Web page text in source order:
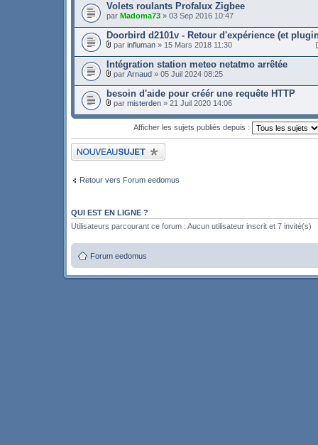
Volets roulants Profalux Zigbee
par Madoma73 » 03 Sep 2016 10:47
Doorbird d2101v - Retour d'expérience (et
par influman » 15 Mars 2018 11:30
Intégration station meteo netatmo arrêtée
par Arnaud » 05 Juil 2024 08:25
besoin d'aide pour créér une requête HTTP
par misterden » 21 Juil 2020 14:06
Afficher les sujets publiés depuis :
Publier un nouveau sujet
Retour vers Forum eedomus
QUI EST EN LIGNE ?
Utilisateurs parcourant ce forum : Aucun utilisateur inscrit et 7 invité(s)
Forum eedomus